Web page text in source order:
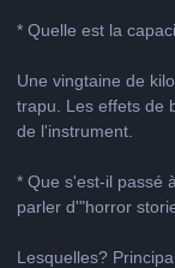
* Quelle est la
Une vingtaine de
trapu. Les effets de
de l'instrument.
* Que s'est-il passé
parler d'"horror
Lesquelles?